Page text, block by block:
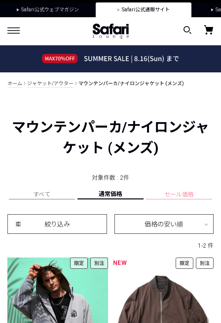
Safari公式ウェブマガジン Safari公式通販サイト
ホーム ジャケット/アウター マウンテンパーカ/ナイロンジャケット (メンズ)
マウンテンパーカ/ナイロンジャ
ケット (メンズ)
対象件数 : 2件
すべて 通常価格 セール価格
絞り込み 価格の安い順
1-2 件
限定 別注 NEW 限定 別注